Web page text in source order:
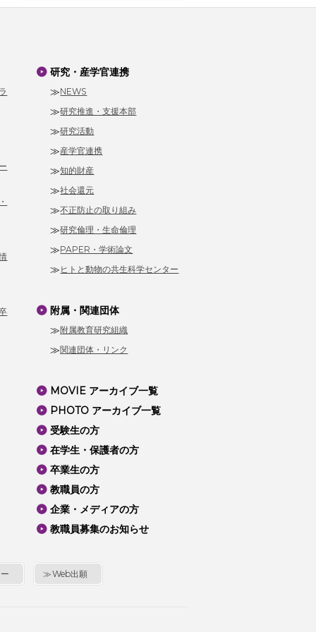
研究・産学官連携
NEWS
研究推進・支援本部
研究活動
産学官連携
知的財産
社会還元
不正防止の取り組み
研究倫理・生命倫理
PAPER・学術論文
ヒトと動物の共生科学センター
附属・関連団体
附属教育研究組織
関連団体・リンク
MOVIE アーカイブ一覧
PHOTO アーカイブ一覧
受験生の方
在学生・保護者の方
卒業生の方
教職員の方
企業・メディアの方
教職員募集のお知らせ
Web出願